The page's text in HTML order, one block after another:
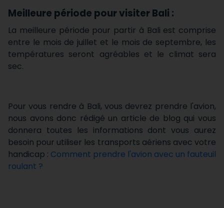
Meilleure période pour visiter Bali :
La meilleure période pour partir à Bali est comprise
entre le mois de juillet et le mois de septembre, les
températures seront agréables et le climat sera
sec.
Pour vous rendre à Bali, vous devrez prendre l'avion,
nous avons donc rédigé un article de blog qui vous
donnera toutes les informations dont vous aurez
besoin pour utiliser les transports aériens avec votre
handicap : Comment prendre l'avion avec un fauteuil
roulant ?